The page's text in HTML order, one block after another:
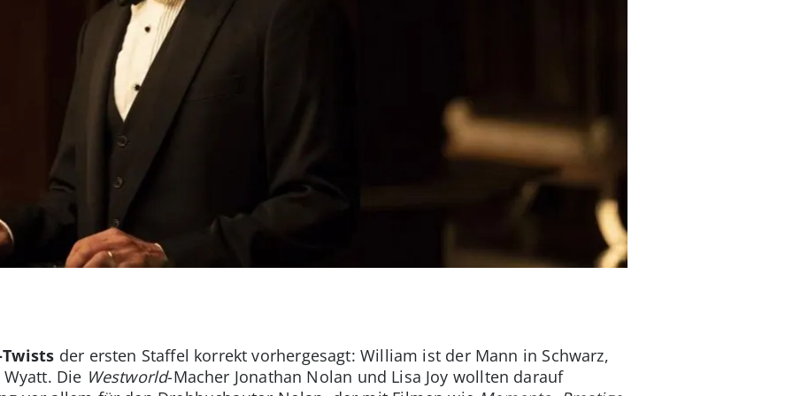
der ersten Staffel korrekt vorhergesagt: William ist der Mann in Schwarz,
Die Westworld-Macher Jonathan Nolan und Lisa Joy wollten darauf